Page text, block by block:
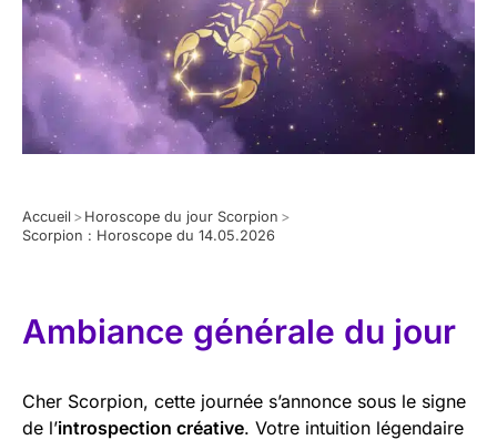
Accueil > Horoscope du jour Scorpion >
Scorpion : Horoscope du 14.05.2026
Ambiance générale du jour
Cher Scorpion, cette journée s’annonce sous le signe
de l’introspection créative. Votre intuition légendaire